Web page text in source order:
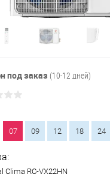
под заказ (10-12 дней)
07 09 12 18 24
Clima RC-VX22HN